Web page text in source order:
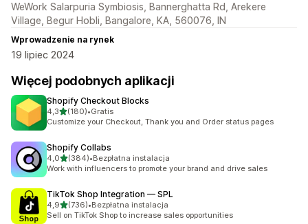
WeWork Salarpuria Symbiosis, Bannerghatta Rd, Arekere
Village, Begur Hobli, Bangalore, KA, 560076, IN
Wprowadzenie na rynek
19 lipiec 2024
Więcej podobnych aplikacji
Shopify Checkout Blocks
4,3na 5 gwiazdek
(180)
Łączna liczba recenzji: 180
•Gratis
Customize your Checkout, Thank you and Order status pages
Shopify Collabs
4,0na 5 gwiazdek
(384)
Łączna liczba recenzji: 384
•Bezpłatna instalacja
Work with influencers to promote your brand and drive sales
TikTok Shop Integration — SPL
4,9na 5 gwiazdek
(736)
Łączna liczba recenzji: 736
•Bezpłatna instalacja
Sell on TikTok Shop to increase sales opportunities